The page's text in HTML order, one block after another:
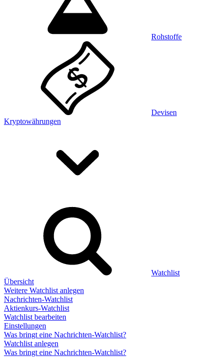
Rohstoffe
Devisen
Kryptowährungen
Watchlist
Übersicht
Weitere Watchlist anlegen
Nachrichten-Watchlist
Aktienkurs-Watchlist
Watchlist bearbeiten
Einstellungen
Was bringt eine Nachrichten-Watchlist?
Watchlist anlegen
Was bringt eine Nachrichten-Watchlist?